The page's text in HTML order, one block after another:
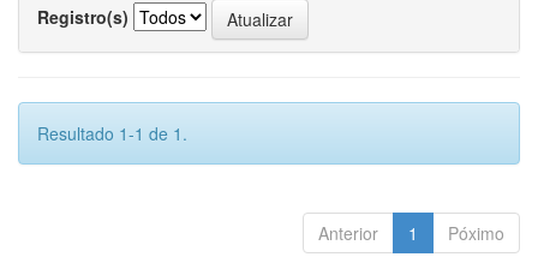
Registro(s)
Resultado 1-1 de 1.
Anterior 1 Póximo